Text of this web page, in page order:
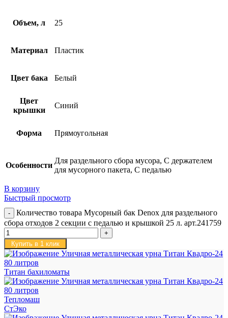
Объем, л 25
Материал Пластик
Цвет бака Белый
Цвет
крышки
Синий
Форма Прямоугольная
Особенности
Для раздельного сбора мусора, С держателем
для мусорного пакета, С педалью
В корзину
Быстрый просмотр
Количество товара Мусорный бак Denox для раздельного
сбора отходов 2 секции с педалью и крышкой 25 л. арт.241759
Купить в 1 клик
Титан бахиломаты
Тепломаш
СтЭко